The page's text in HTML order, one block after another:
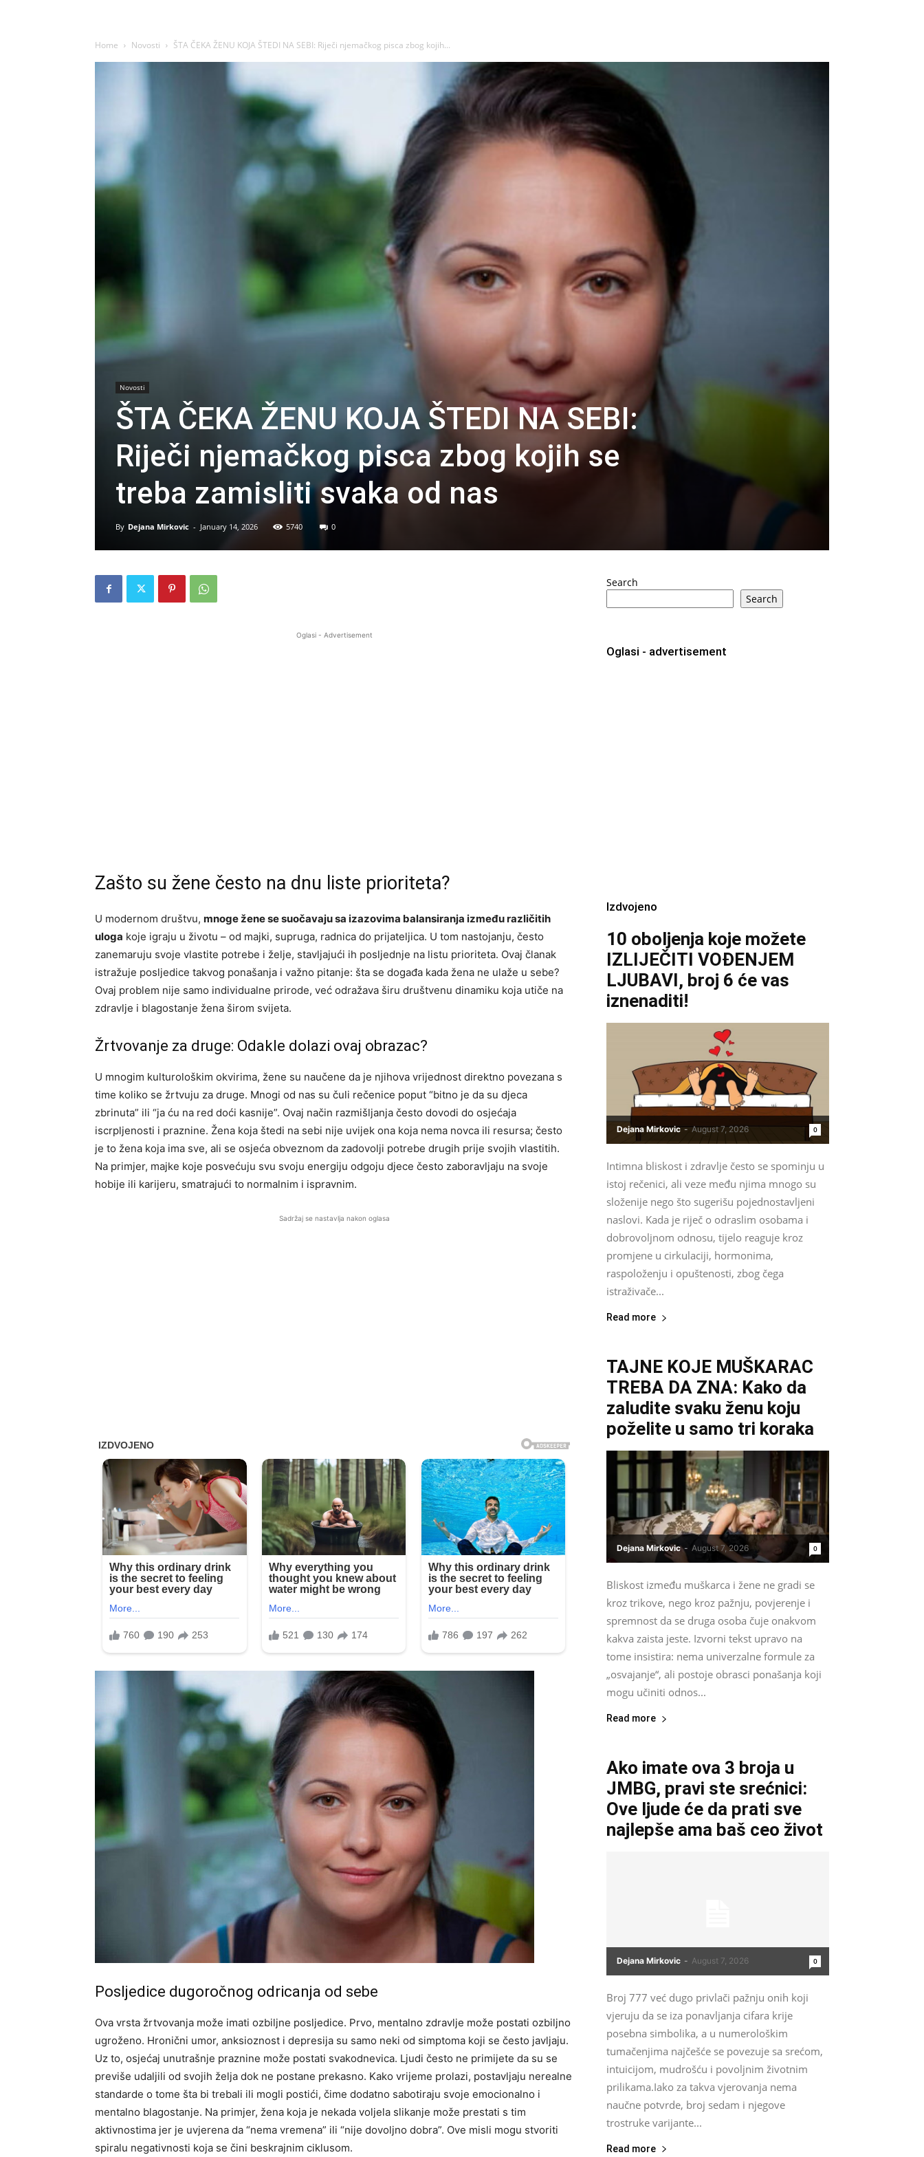
Home Novosti ŠTA ČEKA ŽENU KOJA ŠTEDI NA SEBI: Riječi njemačkog pisca zbog kojih...
Novosti
ŠTA ČEKA ŽENU KOJA ŠTEDI NA SEBI:
Riječi njemačkog pisca zbog kojih se
treba zamisliti svaka od nas
By Dejana Mirkovic - January 14, 2026 5740 0
Oglasi - Advertisement
Zašto su žene često na dnu liste prioriteta?
U modernom društvu, mnoge žene se suočavaju sa izazovima balansiranja između različitih
uloga koje igraju u životu – od majki, supruga, radnica do prijateljica. U tom nastojanju, često
zanemaruju svoje vlastite potrebe i želje, stavljajući ih posljednje na listu prioriteta. Ovaj članak
istražuje posljedice takvog ponašanja i važno pitanje: šta se događa kada žena ne ulaže u sebe?
Ovaj problem nije samo individualne prirode, već odražava širu društvenu dinamiku koja utiče na
zdravlje i blagostanje žena širom svijeta.
Žrtvovanje za druge: Odakle dolazi ovaj obrazac?
U mnogim kulturološkim okvirima, žene su naučene da je njihova vrijednost direktno povezana s
time koliko se žrtvuju za druge. Mnogi od nas su čuli rečenice poput “bitno je da su djeca
zbrinuta” ili “ja ću na red doći kasnije”. Ovaj način razmišljanja često dovodi do osjećaja
iscrpljenosti i praznine. Žena koja štedi na sebi nije uvijek ona koja nema novca ili resursa; često
je to žena koja ima sve, ali se osjeća obveznom da zadovolji potrebe drugih prije svojih vlastitih.
Na primjer, majke koje posvećuju svu svoju energiju odgoju djece često zaboravljaju na svoje
hobije ili karijeru, smatrajući to normalnim i ispravnim.
Sadržaj se nastavlja nakon oglasa
Posljedice dugoročnog odricanja od sebe
Ova vrsta žrtvovanja može imati ozbiljne posljedice. Prvo, mentalno zdravlje može postati ozbiljno
ugroženo. Hronični umor, anksioznost i depresija su samo neki od simptoma koji se često javljaju.
Uz to, osjećaj unutrašnje praznine može postati svakodnevica. Ljudi često ne primijete da su se
previše udaljili od svojih želja dok ne postane prekasno. Kako vrijeme prolazi, postavljaju nerealne
standarde o tome šta bi trebali ili mogli postići, čime dodatno sabotiraju svoje emocionalno i
mentalno blagostanje. Na primjer, žena koja je nekada voljela slikanje može prestati s tim
aktivnostima jer je uvjerena da “nema vremena” ili “nije dovoljno dobra”. Ove misli mogu stvoriti
spiralu negativnosti koja se čini beskrajnim ciklusom.
Search
Search
Oglasi - advertisement
Izdvojeno
10 oboljenja koje možete
IZLIJEČITI VOĐENJEM
LJUBAVI, broj 6 će vas
iznenaditi!
Dejana Mirkovic - August 7, 2026 0
Intimna bliskost i zdravlje često se spominju u
istoj rečenici, ali veze među njima mnogo su
složenije nego što sugerišu pojednostavljeni
naslovi. Kada je riječ o odraslim osobama i
dobrovoljnom odnosu, tijelo reaguje kroz
promjene u cirkulaciji, hormonima,
raspoloženju i opuštenosti, zbog čega
istraživače...
Read more
TAJNE KOJE MUŠKARAC
TREBA DA ZNA: Kako da
zaludite svaku ženu koju
poželite u samo tri koraka
Dejana Mirkovic - August 7, 2026 0
Bliskost između muškarca i žene ne gradi se
kroz trikove, nego kroz pažnju, povjerenje i
spremnost da se druga osoba čuje onakvom
kakva zaista jeste. Izvorni tekst upravo na
tome insistira: nema univerzalne formule za
„osvajanje“, ali postoje obrasci ponašanja koji
mogu učiniti odnos...
Read more
Ako imate ova 3 broja u
JMBG, pravi ste srećnici:
Ove ljude će da prati sve
najlepše ama baš ceo život
Dejana Mirkovic - August 7, 2026 0
Broj 777 već dugo privlači pažnju onih koji
vjeruju da se iza ponavljanja cifara krije
posebna simbolika, a u numerološkim
tumačenjima najčešće se povezuje sa srećom,
intuicijom, mudrošću i povoljnim životnim
prilikama.Iako za takva vjerovanja nema
naučne potvrde, broj sedam i njegove
trostruke varijante...
Read more